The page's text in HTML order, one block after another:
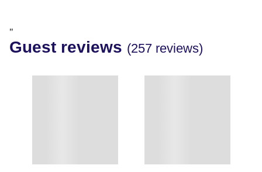
"
Guest reviews (257 reviews)